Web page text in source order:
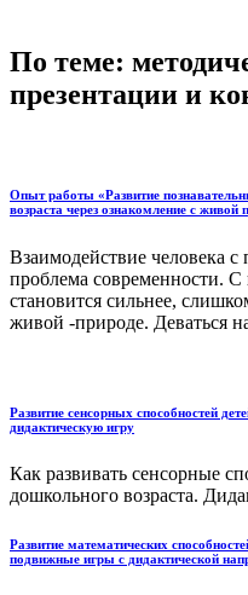
По теме:
презентации и
Опыт работы «Развитие
возраста через ознакомление с живой
Взаимодействие человека
проблема современности.
становится сильнее,
живой -природе. Деваться
Развитие сенсорных способностей
дидактическую игру
Как развивать сенсорные
дошкольного возраста.
Развитие математических
подвижные игры с дидактической